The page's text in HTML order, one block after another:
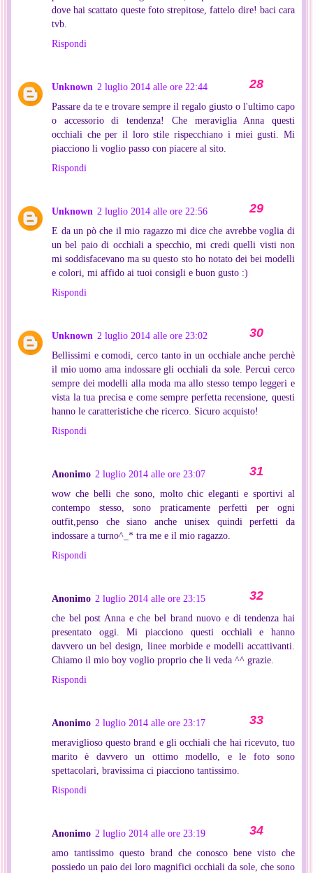
dove hai scattato queste foto strepitose, fattelo dire! baci cara
tvb.
Rispondi
Unknown 2 luglio 2014 alle ore 22:44
Passare da te e trovare sempre il regalo giusto o l'ultimo capo
o accessorio di tendenza! Che meraviglia Anna questi
occhiali che per il loro stile rispecchiano i miei gusti. Mi
piacciono li voglio passo con piacere al sito.
Rispondi
Unknown 2 luglio 2014 alle ore 22:56
E da un pò che il mio ragazzo mi dice che avrebbe voglia di
un bel paio di occhiali a specchio, mi credi quelli visti non
mi soddisfacevano ma su questo sto ho notato dei bei modelli
e colori, mi affido ai tuoi consigli e buon gusto :)
Rispondi
Unknown 2 luglio 2014 alle ore 23:02
Bellissimi e comodi, cerco tanto in un occhiale anche perchè
il mio uomo ama indossare gli occhiali da sole. Percui cerco
sempre dei modelli alla moda ma allo stesso tempo leggeri e
vista la tua precisa e come sempre perfetta recensione, questi
hanno le caratteristiche che ricerco. Sicuro acquisto!
Rispondi
Anonimo 2 luglio 2014 alle ore 23:07
wow che belli che sono, molto chic eleganti e sportivi al
contempo stesso, sono praticamente perfetti per ogni
outfit,penso che siano anche unisex quindi perfetti da
indossare a turno^_* tra me e il mio ragazzo.
Rispondi
Anonimo 2 luglio 2014 alle ore 23:15
che bel post Anna e che bel brand nuovo e di tendenza hai
presentato oggi. Mi piacciono questi occhiali e hanno
davvero un bel design, linee morbide e modelli accattivanti.
Chiamo il mio boy voglio proprio che li veda ^^ grazie.
Rispondi
Anonimo 2 luglio 2014 alle ore 23:17
meraviglioso questo brand e gli occhiali che hai ricevuto, tuo
marito è davvero un ottimo modello, e le foto sono
spettacolari, bravissima ci piacciono tantissimo.
Rispondi
Anonimo 2 luglio 2014 alle ore 23:19
amo tantissimo questo brand che conosco bene visto che
possiedo un paio dei loro magnifici occhiali da sole, che sono